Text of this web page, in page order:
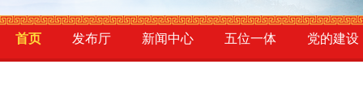
首页 发布厅 新闻中心 五位一体 党的建设